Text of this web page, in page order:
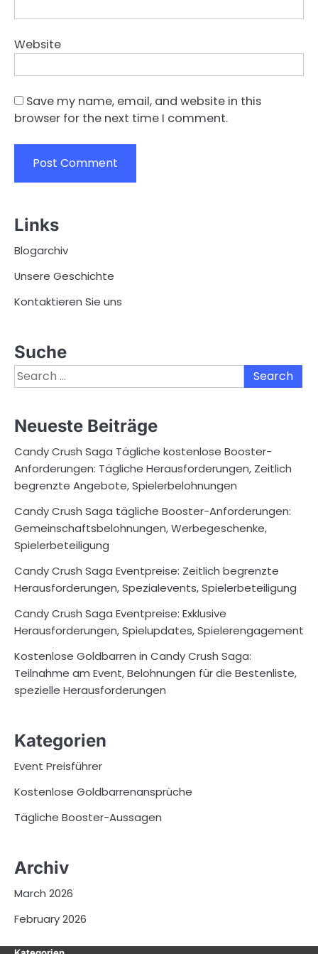
Website
Save my name, email, and website in this
browser for the next time I comment.
Links
Blogarchiv
Unsere Geschichte
Kontaktieren Sie uns
Suche
Search
for:
Neueste Beiträge
Candy Crush Saga Tägliche kostenlose Booster-
Anforderungen: Tägliche Herausforderungen, Zeitlich
begrenzte Angebote, Spielerbelohnungen
Candy Crush Saga tägliche Booster-Anforderungen:
Gemeinschaftsbelohnungen, Werbegeschenke,
Spielerbeteiligung
Candy Crush Saga Eventpreise: Zeitlich begrenzte
Herausforderungen, Spezialevents, Spielerbeteiligung
Candy Crush Saga Eventpreise: Exklusive
Herausforderungen, Spielupdates, Spielerengagement
Kostenlose Goldbarren in Candy Crush Saga:
Teilnahme am Event, Belohnungen für die Bestenliste,
spezielle Herausforderungen
Kategorien
Event Preisführer
Kostenlose Goldbarrenansprüche
Tägliche Booster-Aussagen
Archiv
March 2026
February 2026